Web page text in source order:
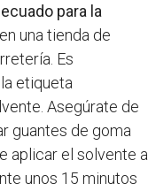
para la
una tienda de
Es
etiqueta
Asegúrate de
guantes de goma
aplicar el solvente a
unos 15 minutos